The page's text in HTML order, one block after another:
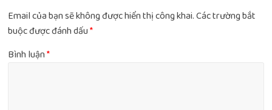
Email của bạn sẽ không được hiển thị công khai.Các trường bắt
buộc được đánh dấu*
Bình luận*